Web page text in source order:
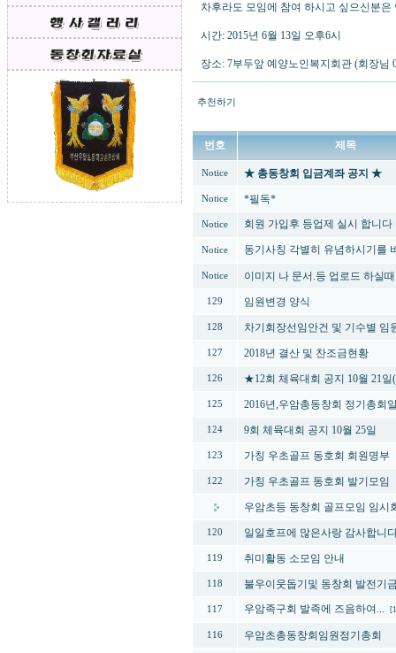
차후라도 모임에 참여 하시고 싶으신분
시간: 2015년 6월 13일 오후6시
장소: 7부두앞 예양노인복지회관 (회장님
추천하기
번호 제목
Notice ★ 총동창회 입금계좌 공지 ★
Notice *필독*
Notice 회원 가입후 등업제 실시 합니다
Notice 동기사칭 각별히 유념하시기를
Notice 이미지 나 문서.등 업로드 하실
129 임원변경 양식
128 차기회장선임안건 및 기수별 임
127 2018년 결산 및 찬조금현황
126 ★12회 체육대회 공지 10월 21
125 2016년,우암총동창회 정기총회
124 9회 체육대회 공지 10월 25일
123 가칭 우초골프 동호회 회원명부
122 가칭 우초골프 동호회 발기모임
우암초등 동창회 골프모임 임시
120 일일호프에 많은사랑 감사합니
119 취미활동 소모임 안내
118 불우이웃돕기및 동창회 발전기
117 우암족구회 발족에 즈음하여...
116 우암초총동창회임원정기총회